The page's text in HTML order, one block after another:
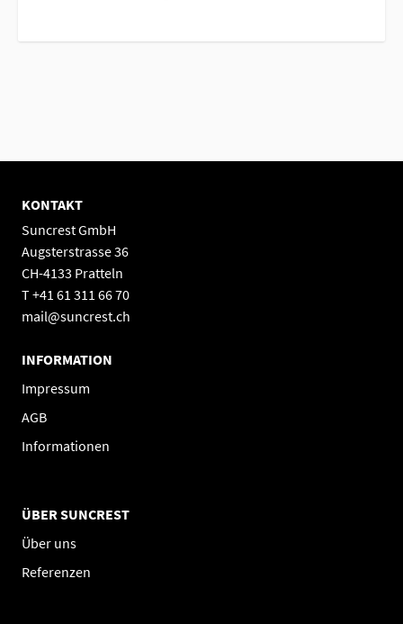
KONTAKT
Suncrest GmbH
Augsterstrasse 36
CH-4133 Pratteln
T +41 61 311 66 70
mail@suncrest.ch
INFORMATION
Impressum
AGB
Informationen
ÜBER SUNCREST
Über uns
Referenzen